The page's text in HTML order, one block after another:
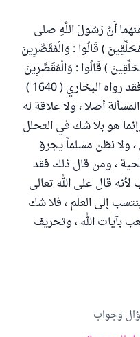
أَنَّ رَسُولَ اللَّهِ صلى
) قَالُوا : وَالْمُقَصِّرِينَ
) قَالُوا : وَالْمُقَصِّرِينَ
يَا رَسُولَ اللَّهِ ؟ قَالَ ( وَالْمُقَصِّرِينَ ) فقد رواه البخاري ( 1640 )
بهذه المسألة أصلا ، ولا علاقة له
هو بلا شك في التحلل
ولا نظن مسلماً يجرؤ
، ومن قال ذلك فقد
قال على الله تعالى
إلى العلم ، فلا شك
بآيات الله ، وتحريف
وجواب